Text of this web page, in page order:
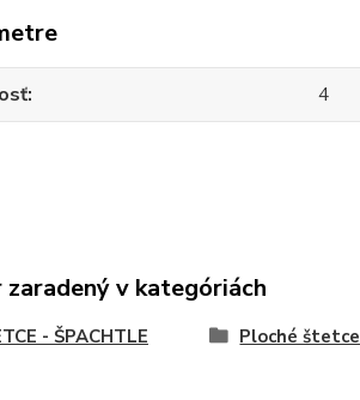
4
zaradený v kategóriách
- ŠPACHTLE Ploché štetce